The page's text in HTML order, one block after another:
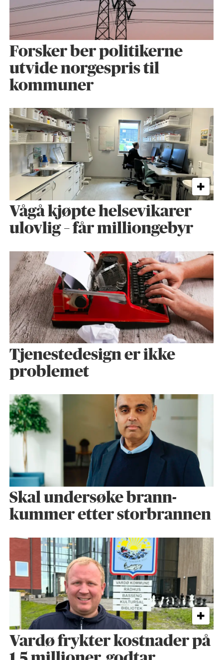
Forsker ber politikerne
utvide norgespris til
kommuner
Vågå kjøpte helse­vikarer
ulovlig – får milliongebyr
Tjenestedesign er ikke
problemet
Skal undersøke brann­
kummer etter storbrannen
Vardø frykter kostnader på